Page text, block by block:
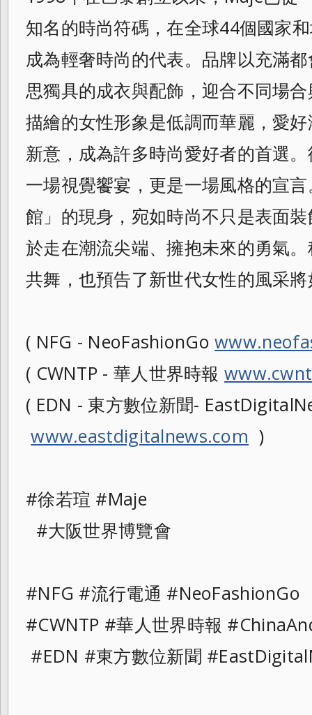
知名的時尚符碼，在全球44個國家
成為輕奢時尚的代表。品牌以充滿
思獨具的成衣與配飾，迎合不同場
描繪的女性形象是低調而華麗，愛
新意，成為許多時尚愛好者的首選
一場視覺饗宴，更是一場風格的宣
館」的現身，宛如時尚不只是表面
於走在潮流尖端、擁抱未來的勇氣
共舞，也預告了新世代女性的風采
( NFG - NeoFashionGo
( CWNTP - 華人世界時報
( EDN - 東方數位新聞-
www.eastdigitalnews.com )
#徐若瑄 #Maje
#大阪世界博覽會
#NFG #流行電通 #NeoFashionGo
#CWNTP #華人世界時報
#EDN #東方數位新聞